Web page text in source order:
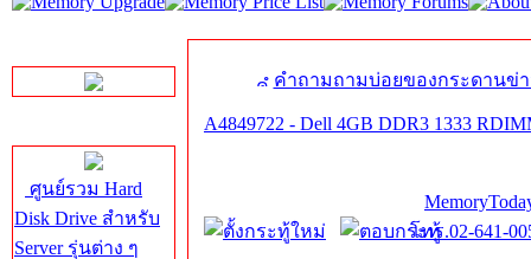
ศูนย์รวม Hard
Disk Drive สำหรับ
Server รุ่นต่าง ๆ
คำถามถามบ่อยของกระดานข่
A4849722 - Dell 4GB DDR3 1333
โทร.02-641-